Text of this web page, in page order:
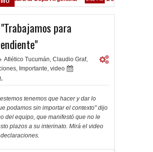
para
Atlético Tucumán, Claudio Graf,
, Importante, video
tenemos que hacer y dar lo
podamos sin importar el contexto" dijo
del equipo, que manifestó que no le
plazos a su interinato. Mirá el video